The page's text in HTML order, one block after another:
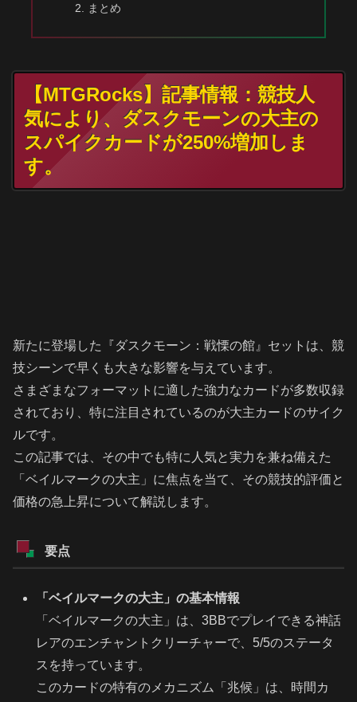
まとめ
【MTGRocks】記事情報：競技人
気により、ダスクモーンの大主の
スパイクカードが250%増加しま
す。
新たに登場した『ダスクモーン：戦慄の館』セットは、競
技シーンで早くも大きな影響を与えています。
さまざまなフォーマットに適した強力なカードが多数収録
されており、特に注目されているのが大主カードのサイク
ルです。
この記事では、その中でも特に人気と実力を兼ね備えた
「ベイルマークの大主」に焦点を当て、その競技的評価と
価格の急上昇について解説します。
要点
「ベイルマークの大主」の基本情報
「ベイルマークの大主」は、3BBでプレイできる神話
レアのエンチャントクリーチャーで、5/5のステータ
スを持っています。
このカードの特有のメカニズム「兆候」は、時間カ